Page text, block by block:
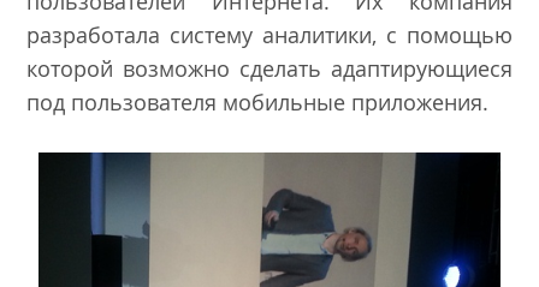
разработала систему аналитики, с помощью
которой возможно сделать адаптирующиеся
под пользователя мобильные приложения.